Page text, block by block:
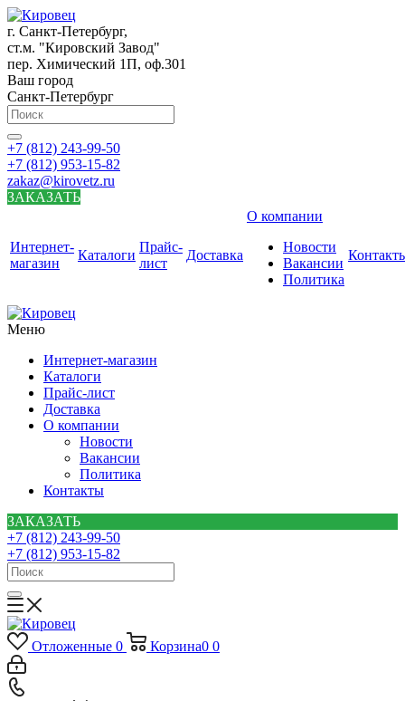
г. Санкт-Петербург,
ст.м. "Кировский Завод"
пер. Химический 1П, оф.301
Ваш город
Санкт-Петербург
+7 (812) 243-99-50
+7 (812) 953-15-82
zakaz@kirovetz.ru
ЗАКАЗАТЬ
Интернет-
магазин
Каталоги
Прайс-
лист
Доставка
О компании
Новости
Вакансии
Политика
Меню
Интернет-магазин
Каталоги
Прайс-лист
Доставка
О компании
Новости
Вакансии
Политика
Контакты
ЗАКАЗАТЬ
+7 (812) 243-99-50
+7 (812) 953-15-82
Отложенные 0 Корзина0 0